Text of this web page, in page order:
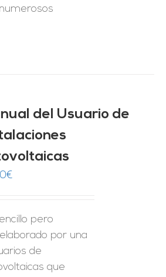
del Usuario de
€
pero
por una
de
que